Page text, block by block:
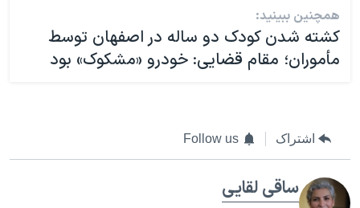
همچنین ببینید:
کشته شدن کودک دو ساله در اصفهان توسط
مأموران؛ مقام قضایی: خودرو «مشکوک» بود
اشتراک Follow us
ساقی لقایی